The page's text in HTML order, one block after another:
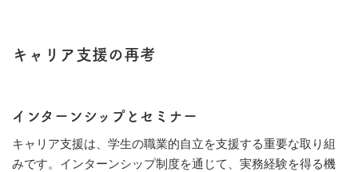
キャリア支援の再考
インターンシップとセミナー
キャリア支援は、学生の職業的自立を支援する重要な取り組
みです。インターンシップ制度を通じて、実務経験を得る機